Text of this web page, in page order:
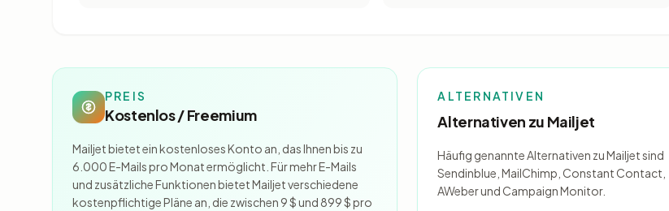
PREIS
Kostenlos / Freemium
Mailjet bietet ein kostenloses Konto an, das Ihnen bis zu
6.000 E-Mails pro Monat ermöglicht. Für mehr E-Mails
und zusätzliche Funktionen bietet Mailjet verschiedene
kostenpflichtige Pläne an, die zwischen 9 $ und 899 $ pro
ALTERNATIVEN
Alternativen zu Mailjet
Häufig genannte Alternativen zu Mailjet sind
Sendinblue, MailChimp, Constant Contact,
AWeber und Campaign Monitor.